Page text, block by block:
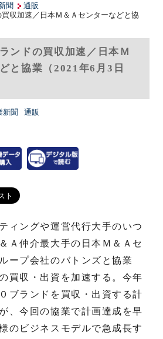
聞
通販
収加速／日本Ｍ＆Ａセンターなどと協
ンドの買収加速／日本Ｍ
と協業（2021年6月3日
新聞
通販
ィングや運営代行大手のいつ
Ａ仲介最大手の日本Ｍ＆Ａセ
ープ会社のバトンズと協業
買収・出資を加速する。今年
ブランドを買収・出資する計
、今回の協業で計画達成を早
のビジネスモデルで急成長す